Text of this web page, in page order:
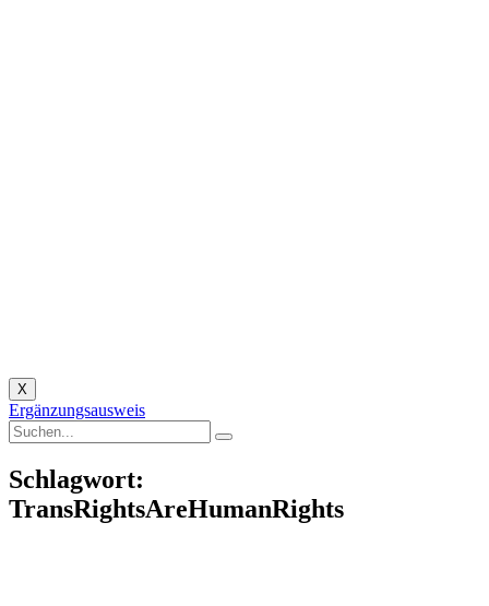
X
Ergänzungsausweis
Schlagwort:
TransRightsAreHumanRights